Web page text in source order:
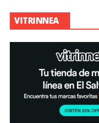
VITRINNEA